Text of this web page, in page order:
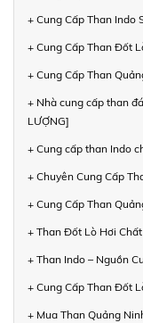
+ Cung Cấp Than Indo
+ Cung Cấp Than Đốt
+ Cung Cấp Than
+ Nhà cung cấp than
LƯỢNG]
+ Cung cấp than Indo
+ Chuyên Cung Cấp
+ Cung Cấp Than
+ Than Đốt Lò Hơi
+ Than Indo – Nguồn
+ Cung Cấp Than Đốt
+ Mua Than Quảng